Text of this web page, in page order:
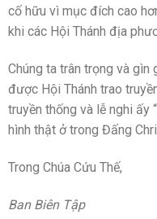
cố hữu vì mục đích cao
khi các Hội Thánh địa
Chúng ta trân trọng và
được Hội Thánh trao
truyền thống và lễ nghi ấy
hình thật ở trong Đấng
Trong Chúa Cứu Thế,
Ban Biên Tập